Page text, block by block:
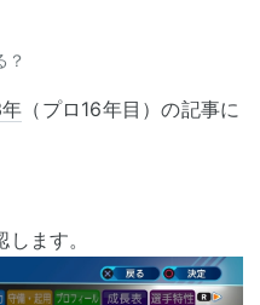
？
（プロ16年目）の記事に
ます。